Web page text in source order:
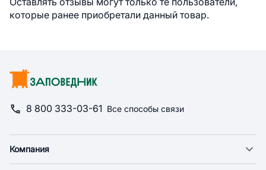
которые ранее приобретали данный товар.
8 800 333-03-61 Все способы связи
Компания